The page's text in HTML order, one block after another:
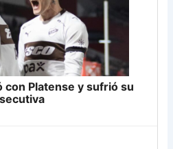
19
19
19 -8
19 -3 19
19 -12 19
19 -12
Platense y sufrió su